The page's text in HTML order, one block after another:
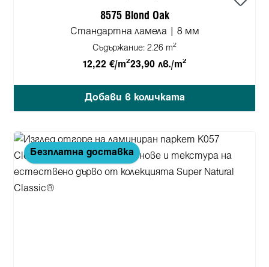
8575 Blond Oak
Стандартна ламела | 8 мм
Съдържание: 2.26 m2
12,22 €/m223,90 лв./m2
Добави в количката
Безплатна доставка